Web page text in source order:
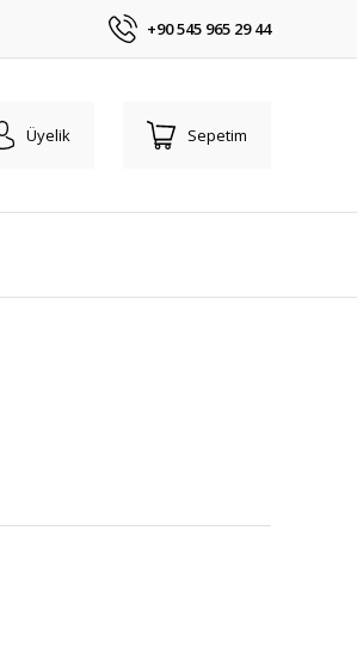
+90 545 965 29 44
Üyelik Sepetim